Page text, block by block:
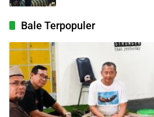
Bale Terpopuler